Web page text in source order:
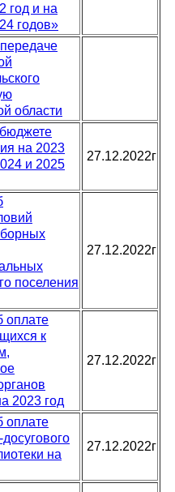
год и на
годов»
области
на 2023
и 2025
27.12.2022г
поселения
27.12.2022г
оплате
к
2023 год
27.12.2022г
оплате
на
27.12.2022г